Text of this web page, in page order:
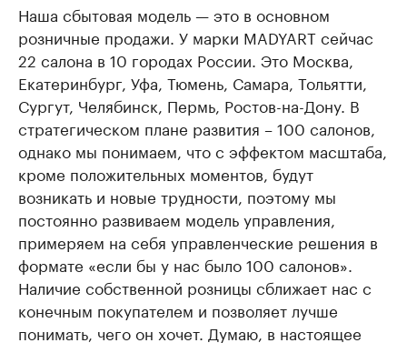
Наша сбытовая модель — это в основном
розничные продажи. У марки MADYART сейчас
22 салона в 10 городах России. Это Москва,
Екатеринбург, Уфа, Тюмень, Самара, Тольятти,
Сургут, Челябинск, Пермь, Ростов-на-Дону. В
стратегическом плане развития – 100 салонов,
однако мы понимаем, что с эффектом масштаба,
кроме положительных моментов, будут
возникать и новые трудности, поэтому мы
постоянно развиваем модель управления,
примеряем на себя управленческие решения в
формате «если бы у нас было 100 салонов».
Наличие собственной розницы сближает нас с
конечным покупателем и позволяет лучше
понимать, чего он хочет. Думаю, в настоящее